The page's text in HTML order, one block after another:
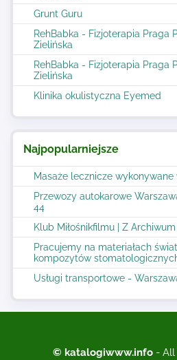
Grunt Guru
RehBabka - Fizjoterapia Praga
Zielińska
RehBabka - Fizjoterapia Praga
Zielińska
Klinika okulistyczna Eyemed
Najpopularniejsze
Masaże lecznicze
Przewozy autokarowe
44
Klub Miłośnikfilmu | Z
Pracujemy na materiałach
kompozytów
Usługi transportowe -
© katalogiwww.info- All